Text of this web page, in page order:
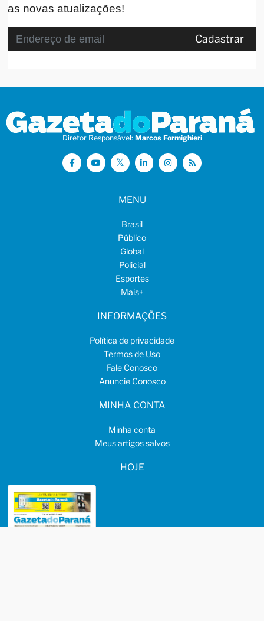
as novas atualizações!
Cadastrar
Diretor Responsável: Marcos Formighieri
MENU
Brasil
Público
Global
Policial
Esportes
Mais+
INFORMAÇÕES
Política de privacidade
Termos de Uso
Fale Conosco
Anuncie Conosco
MINHA CONTA
Minha conta
Meus artigos salvos
HOJE